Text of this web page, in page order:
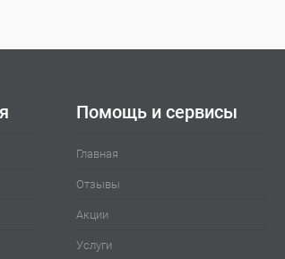
Помощь и сервисы
Главная
Отзывы
Акции
Услуги